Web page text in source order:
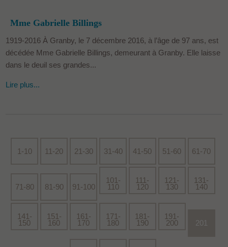
Mme Gabrielle Billings
1919-2016 À Granby, le 7 décembre 2016, à l’âge de 97 ans, est
décédée Mme Gabrielle Billings, demeurant à Granby. Elle laisse
dans le deuil ses grandes...
Lire plus...
1-10 11-20 21-30 31-40 41-50 51-60 61-70
71-80 81-90 91-100
101-
110
111-
120
121-
130
131-
140
141-
150
151-
160
161-
170
171-
180
181-
190
191-
200 201